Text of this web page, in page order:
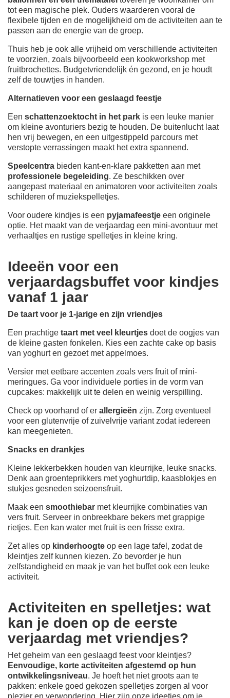
tot een magische plek. Ouders waarderen vooral de
flexibele tijden en de mogelijkheid om de activiteiten aan te
passen aan de energie van de groep.
Thuis heb je ook alle vrijheid om verschillende activiteiten
te voorzien, zoals bijvoorbeeld een kookworkshop met
fruitbrochettes. Budgetvriendelijk én gezond, en je houdt
zelf de touwtjes in handen.
Alternatieven voor een geslaagd feestje
Een schattenzoektocht in het park is een leuke manier
om kleine avonturiers bezig te houden. De buitenlucht laat
hen vrij bewegen, en een uitgestippeld parcours met
verstopte verrassingen maakt het extra spannend.
Speelcentra bieden kant-en-klare pakketten aan met
professionele begeleiding. Ze beschikken over
aangepast materiaal en animatoren voor activiteiten zoals
schilderen of muziekspelletjes.
Voor oudere kindjes is een pyjamafeestje een originele
optie. Het maakt van de verjaardag een mini-avontuur met
verhaaltjes en rustige spelletjes in kleine kring.
Ideeën voor een
verjaardagsbuffet voor kindjes
vanaf 1 jaar
De taart voor je 1-jarige en zijn vriendjes
Een prachtige taart met veel kleurtjes doet de oogjes van
de kleine gasten fonkelen. Kies een zachte cake op basis
van yoghurt en gezoet met appelmoes.
Versier met eetbare accenten zoals vers fruit of mini-
meringues. Ga voor individuele porties in de vorm van
cupcakes: makkelijk uit te delen en weinig verspilling.
Check op voorhand of er allergieën zijn. Zorg eventueel
voor een glutenvrije of zuivelvrije variant zodat iedereen
kan meegenieten.
Snacks en drankjes
Kleine lekkerbekken houden van kleurrijke, leuke snacks.
Denk aan groenteprikkers met yoghurtdip, kaasblokjes en
stukjes gesneden seizoensfruit.
Maak een smoothiebar met kleurrijke combinaties van
vers fruit. Serveer in onbreekbare bekers met grappige
rietjes. Een kan water met fruit is een frisse extra.
Zet alles op kinderhoogte op een lage tafel, zodat de
kleintjes zelf kunnen kiezen. Zo bevorder je hun
zelfstandigheid en maak je van het buffet ook een leuke
activiteit.
Activiteiten en spelletjes: wat
kan je doen op de eerste
verjaardag met vriendjes?
Het geheim van een geslaagd feest voor kleintjes?
Eenvoudige, korte activiteiten afgestemd op hun
ontwikkelingsniveau. Je hoeft het niet groots aan te
pakken: enkele goed gekozen spelletjes zorgen al voor
plezier en verwondering. Hier zijn onze ideetjes om je